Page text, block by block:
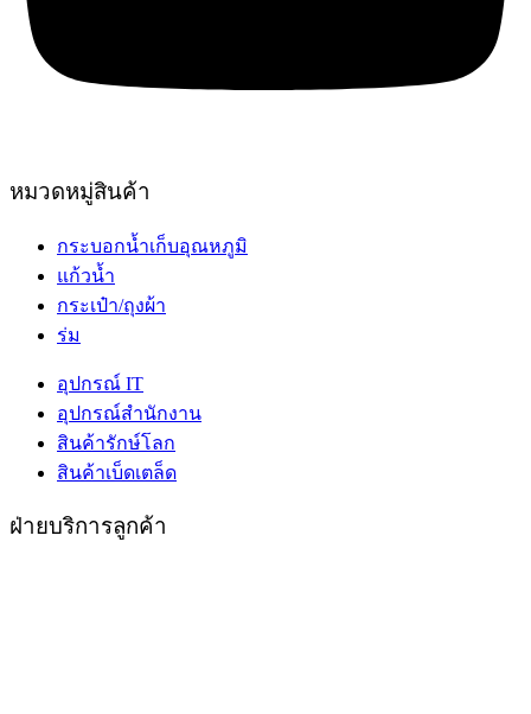
หมวดหมู่สินค้า
กระบอกน้ำเก็บอุณหภูมิ
แก้วน้ำ
กระเป๋า/ถุงผ้า
ร่ม
อุปกรณ์ IT
อุปกรณ์สำนักงาน
สินค้ารักษ์โลก
สินค้าเบ็ดเตล็ด
ฝ่ายบริการลูกค้า